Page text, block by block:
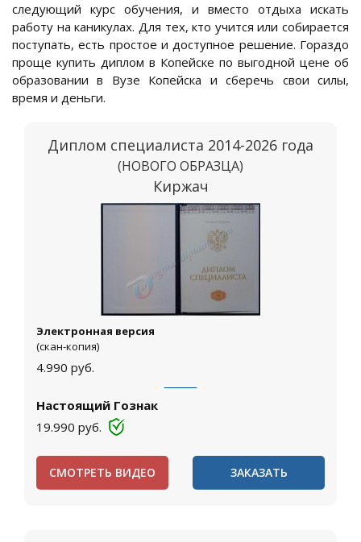
следующий курс обучения, и вместо отдыха искать
работу на каникулах. Для тех, кто учится или собирается
поступать, есть простое и доступное решение. Гораздо
проще купить диплом в Копейске по выгодной цене об
образовании в Вузе Копейска и сберечь свои силы,
время и деньги.
Диплом специалиста 2014-2026 года
(НОВОГО ОБРАЗЦА)
Киржач
Электронная версия
(скан-копия)
4.990 руб.
Настоящий Гознак
19.990 руб.
СМОТРЕТЬ ВИДЕО ЗАКАЗАТЬ